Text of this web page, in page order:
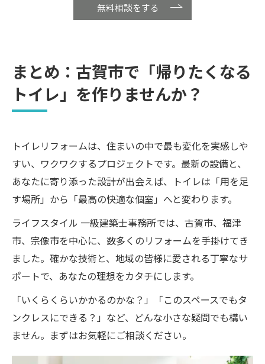
無料相談をする
まとめ：古賀市で「帰りたくなる
トイレ」を作りませんか？
トイレリフォームは、住まいの中で最も変化を実感しや
すい、ワクワクするプロジェクトです。最新の設備と、
あなたに寄り添った設計が出会えば、トイレは「用を足
す場所」から「最高の快適な個室」へと変わります。
ライフスタイル 一級建築士事務所では、古賀市、福津
市、宗像市を中心に、数多くのリフォームを手掛けてき
ました。確かな技術と、地域の皆様に愛される丁寧なサ
ポートで、あなたの理想をカタチにします。
「いくらくらいかかるのかな？」「このスペースでもタ
ンクレスにできる？」など、どんな小さな疑問でも構い
ません。まずはお気軽にご相談ください。